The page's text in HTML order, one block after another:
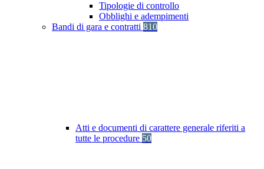
Tipologie di controllo
Obblighi e adempimenti
Bandi di gara e contratti 810
Atti e documenti di carattere generale riferiti a
tutte le procedure 50